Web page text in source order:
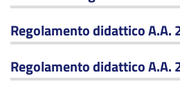
Regolamento didattico A.A.
Regolamento didattico A.A.